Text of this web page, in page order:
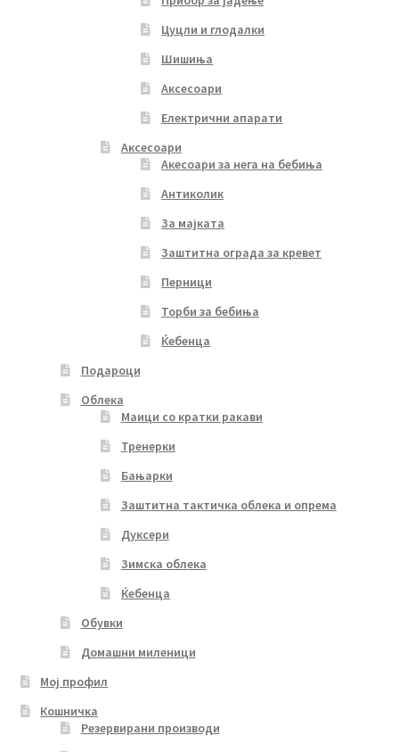
Цуцли и глодалки
Шишиња
Аксесоари
Електрични апарати
Аксесоари
Акесоари за нега на бебиња
Антиколик
За мајката
Заштитна ограда за кревет
Перници
Торби за бебиња
Ќебенца
Подароци
Облека
Маици со кратки ракави
Тренерки
Бањарки
Заштитна тактичка облека и опрема
Дуксери
Зимска облека
Ќебенца
Обувки
Домашни миленици
Мој профил
Кошничка
Резервирани производи